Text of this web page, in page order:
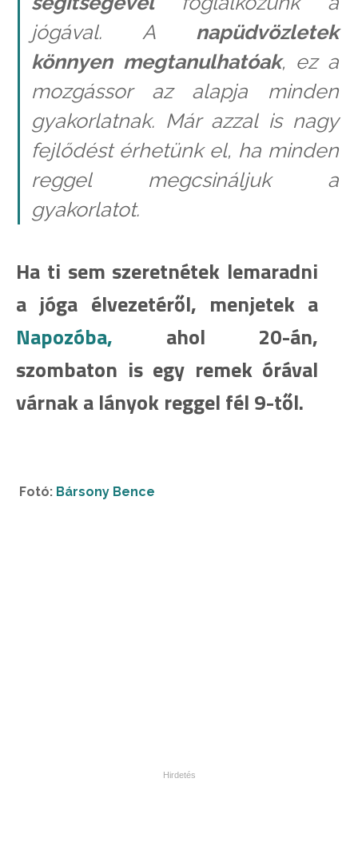
jógával. A napüdvözletek
könnyen megtanulhatóak, ez a
mozgássor az alapja minden
gyakorlatnak. Már azzal is nagy
fejlődést érhetünk el, ha minden
reggel megcsináljuk a
gyakorlatot.
Ha ti sem szeretnétek lemaradni
a jóga élvezetéről, menjetek a
Napozóba, ahol 20-án,
szombaton is egy remek órával
várnak a lányok reggel fél 9-től.
Fotó: Bársony Bence